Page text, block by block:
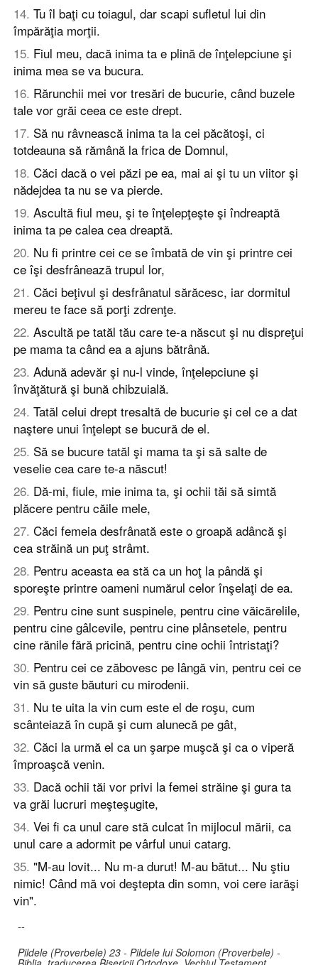
14. Tu îl baţi cu toiagul, dar scapi sufletul lui din
împărăţia morţii.
15. Fiul meu, dacă inima ta e plină de înţelepciune şi
inima mea se va bucura.
16. Rărunchii mei vor tresări de bucurie, când buzele
tale vor grăi ceea ce este drept.
17. Să nu râvnească inima ta la cei păcătoşi, ci
totdeauna să rămână la frica de Domnul,
18. Căci dacă o vei păzi pe ea, mai ai şi tu un viitor şi
nădejdea ta nu se va pierde.
19. Ascultă fiul meu, şi te înţelepţeşte şi îndreaptă
inima ta pe calea cea dreaptă.
20. Nu fi printre cei ce se îmbată de vin şi printre cei
ce îşi desfrânează trupul lor,
21. Căci beţivul şi desfrânatul sărăcesc, iar dormitul
mereu te face să porţi zdrenţe.
22. Ascultă pe tatăl tău care te-a născut şi nu dispreţui
pe mama ta când ea a ajuns bătrână.
23. Adună adevăr şi nu-l vinde, înţelepciune şi
învăţătură şi bună chibzuială.
24. Tatăl celui drept tresaltă de bucurie şi cel ce a dat
naştere unui înţelept se bucură de el.
25. Să se bucure tatăl şi mama ta şi să salte de
veselie cea care te-a născut!
26. Dă-mi, fiule, mie inima ta, şi ochii tăi să simtă
plăcere pentru căile mele,
27. Căci femeia desfrânată este o groapă adâncă şi
cea străină un puţ strâmt.
28. Pentru aceasta ea stă ca un hoţ la pândă şi
sporeşte printre oameni numărul celor înşelaţi de ea.
29. Pentru cine sunt suspinele, pentru cine văicărelile,
pentru cine gâlcevile, pentru cine plânsetele, pentru
cine rănile fără pricină, pentru cine ochii întristaţi?
30. Pentru cei ce zăbovesc pe lângă vin, pentru cei ce
vin să guste băuturi cu mirodenii.
31. Nu te uita la vin cum este el de roşu, cum
scânteiază în cupă şi cum alunecă pe gât,
32. Căci la urmă el ca un şarpe muşcă şi ca o viperă
împroaşcă venin.
33. Dacă ochii tăi vor privi la femei străine şi gura ta
va grăi lucruri meşteşugite,
34. Vei fi ca unul care stă culcat în mijlocul mării, ca
unul care a adormit pe vârful unui catarg.
35. "M-au lovit... Nu m-a durut! M-au bătut... Nu ştiu
nimic! Când mă voi deştepta din somn, voi cere iarăşi
vin".
--
Pildele (Proverbele) 23 - Pildele lui Solomon (Proverbele) -